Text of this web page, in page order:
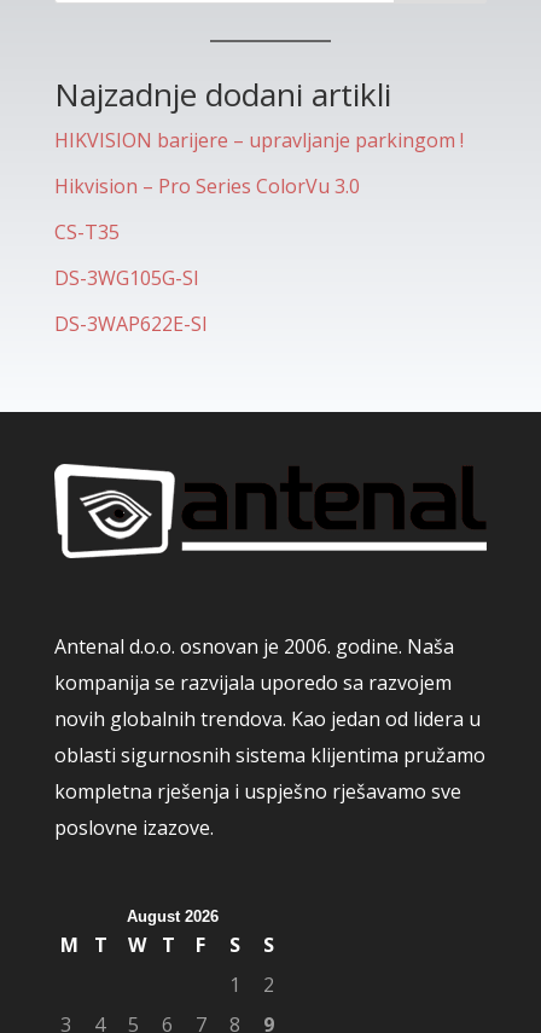
Najzadnje dodani artikli
HIKVISION barijere – upravljanje parkingom !
Hikvision – Pro Series ColorVu 3.0
CS-T35
DS-3WG105G-SI
DS-3WAP622E-SI
Antenal d.o.o. osnovan je 2006. godine. Naša
kompanija se razvijala uporedo sa razvojem
novih globalnih trendova. Kao jedan od lidera u
oblasti sigurnosnih sistema klijentima pružamo
kompletna rješenja i uspješno rješavamo sve
poslovne izazove.
August 2026
M T W T F S
S
1
2
3
4 5 6 7 8 9